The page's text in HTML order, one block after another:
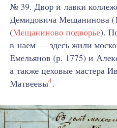
№ 39. Двор и лавки
Демидовича Мещанинова
(Мещаниново подворье).
в наем — здесь жили
Емельянов (р. 1775) и
а также цеховые мастера
Матвеевы4.